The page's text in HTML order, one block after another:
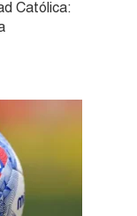
Católica: